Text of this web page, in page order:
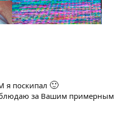
я поскипал 🙂
за Вашим примерным